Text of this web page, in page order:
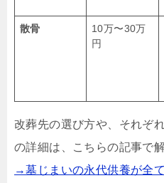
散骨
10万〜30万
円
改葬先の選び方や、それぞ
の詳細は、こちらの記事で
→墓じまいの永代供養が全